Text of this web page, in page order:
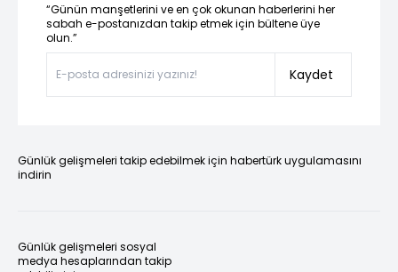
“Günün manşetlerini ve en çok okunan haberlerini her
sabah e-postanızdan takip etmek için bültene üye
olun.”
Kaydet
Günlük gelişmeleri takip edebilmek için habertürk uygulamasını
indirin
Günlük gelişmeleri sosyal
medya hesaplarından takip